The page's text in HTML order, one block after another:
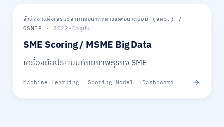
ภาครัฐ
สำนักงานส่งเสริมวิสาหกิจขนาดกลางและขนาดย่อม (สสว.) /
OSMEP
· 2022-ปัจจุบัน
SME Scoring / MSME Big Data
เครื่องมือประเมินศักยภาพธุรกิจ SME
Machine Learning Scoring Model Dashboard